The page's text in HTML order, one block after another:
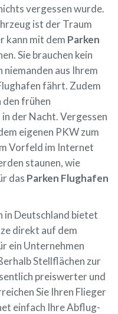
vergessen wurde.
ist der Traum
kann mit dem Parken
Sie brauchen kein
niemanden aus Ihrem
fährt. Zudem
frühen
der Nacht. Vergessen
eigenen PKW zum
Vorfeld im Internet
staunen, wie
das Parken Flughafen
in Deutschland bietet
direkt auf dem
ein Unternehmen
Stellflächen zur
preiswerter und
Sie Ihren Flieger
einfach Ihre Abflug-